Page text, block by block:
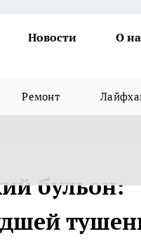
Новости
О
Ремонт
бульон: